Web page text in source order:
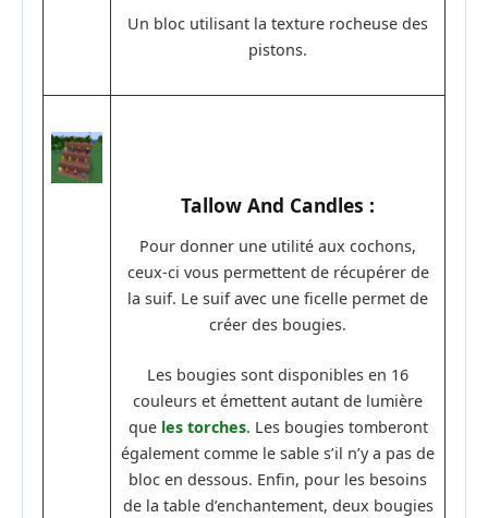
Un bloc utilisant la texture rocheuse des
pistons.
Tallow And Candles :
Pour donner une utilité aux cochons,
ceux-ci vous permettent de récupérer de
la suif. Le suif avec une ficelle permet de
créer des bougies.
Les bougies sont disponibles en 16
couleurs et émettent autant de lumière
que les torches. Les bougies tomberont
également comme le sable s’il n’y a pas de
bloc en dessous. Enfin, pour les besoins
de la table d’enchantement, deux bougies